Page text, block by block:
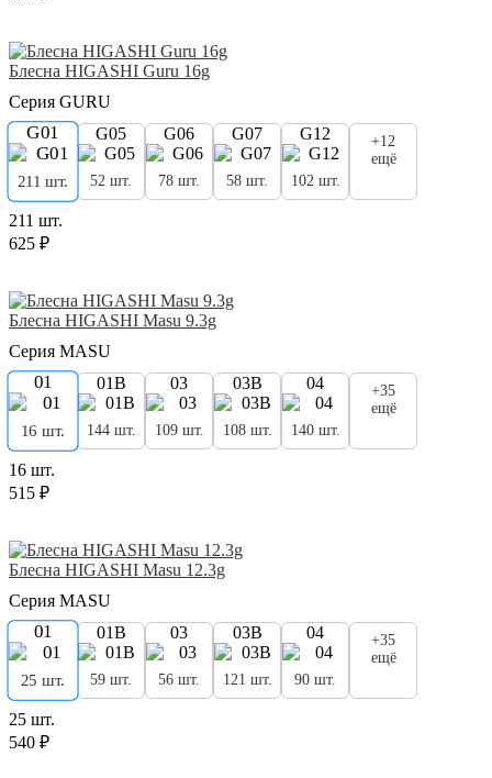
Блесна HIGASHI Guru 16g
Серия GURU
G01
211 шт.
G05
52 шт.
G06
78 шт.
G07
58 шт.
G12
102 шт.
+12
ещё
211 шт.
625 ₽
Блесна HIGASHI Masu 9.3g
Серия MASU
01
16 шт.
01B
144 шт.
03
109 шт.
03B
108 шт.
04
140 шт.
+35
ещё
16 шт.
515 ₽
Блесна HIGASHI Masu 12.3g
Серия MASU
01
25 шт.
01B
59 шт.
03
56 шт.
03B
121 шт.
04
90 шт.
+35
ещё
25 шт.
540 ₽